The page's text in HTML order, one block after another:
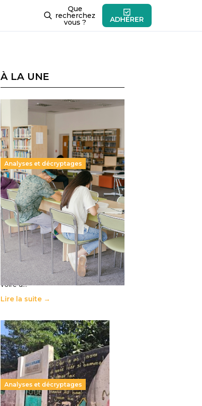
Que
recherchez
vous ? ADHÉRER
À LA UNE
Analyses et décryptages
Supérieur privé : une dérive
qui met à mal la promesse
républicaine
11 juillet 2026- National
Le projet de loi sur la régulation de
l’enseignement supérieur privé met
en lumière l’amplification d’un
système qui relègue l’acte
pédagogique au superfétatoire,
voire à…
Lire la suite →
Analyses et décryptages